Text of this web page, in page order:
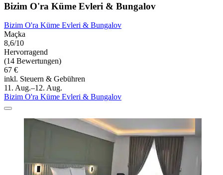
Bizim O'ra Küme Evleri & Bungalov
Bizim O'ra Küme Evleri & Bungalov
Maçka
8,6/10
Hervorragend
(14 Bewertungen)
67 €
inkl. Steuern & Gebühren
11. Aug.–12. Aug.
Bizim O'ra Küme Evleri & Bungalov